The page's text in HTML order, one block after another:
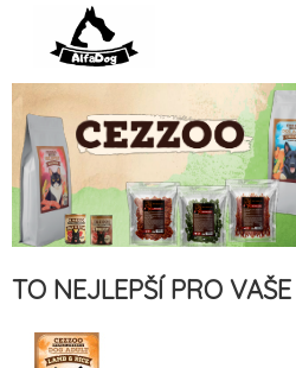
TO NEJLEPŠÍ PRO